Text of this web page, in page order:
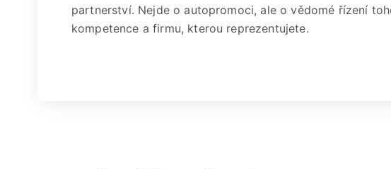
partnerství. Nejde o autopromoci, ale o vědomé řízení
kompetence a firmu, kterou reprezentujete.